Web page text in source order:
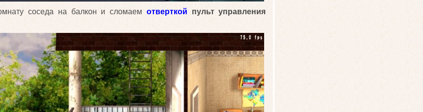
соседа на балкон и сломаем отверткой
пульт управления